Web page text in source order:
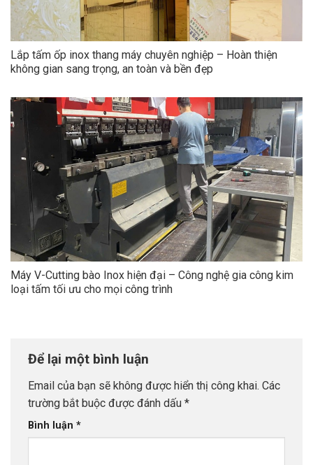
Lắp tấm ốp inox thang máy chuyên nghiệp – Hoàn thiện
không gian sang trọng, an toàn và bền đẹp
Máy V-Cutting bào Inox hiện đại – Công nghệ gia công kim
loại tấm tối ưu cho mọi công trình
Để lại một bình luận
Email của bạn sẽ không được hiển thị công khai. Các
trường bắt buộc được đánh dấu *
Bình luận *